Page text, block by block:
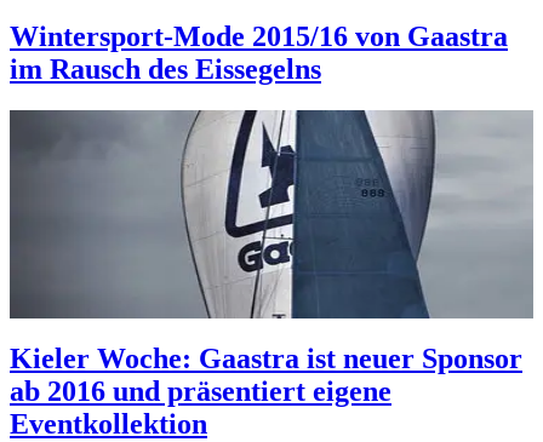
Wintersport-Mode 2015/16 von Gaastra
im Rausch des Eissegelns
Kieler Woche: Gaastra ist neuer Sponsor
ab 2016 und präsentiert eigene
Eventkollektion